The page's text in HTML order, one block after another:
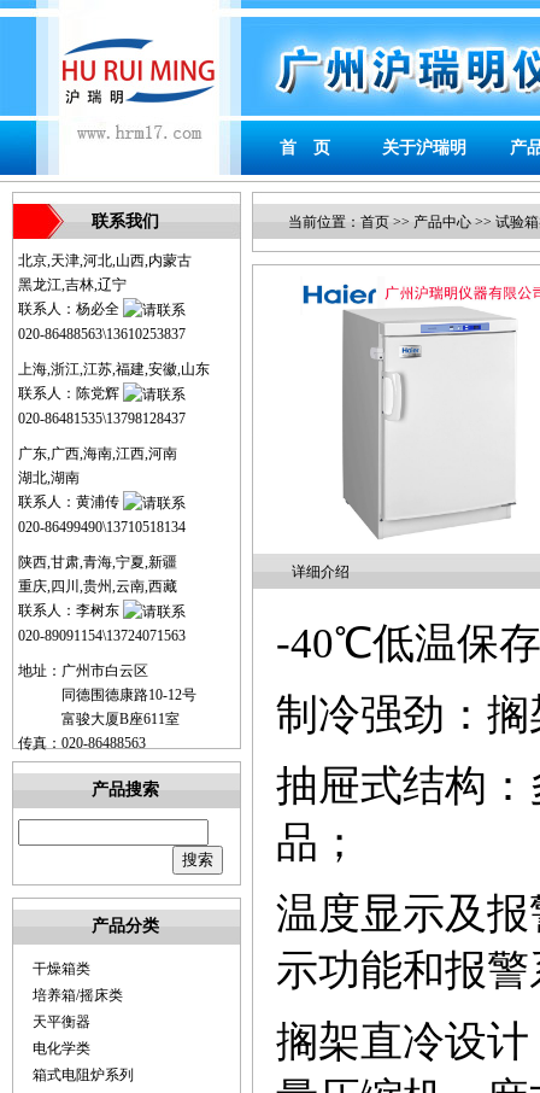
首 页 关于沪瑞明 产
联系我们
北京,天津,河北,山西,内蒙古
黑龙江,吉林,辽宁
联系人：杨必全
020-86488563\13610253837
上海,浙江,江苏,福建,安徽,山东
联系人：陈党辉
020-86481535\13798128437
广东,广西,海南,江西,河南
湖北,湖南
联系人：黄浦传
020-86499490\13710518134
陕西,甘肃,青海,宁夏,新疆
重庆,四川,贵州,云南,西藏
联系人：李树东
020-89091154\13724071563
地址：广州市白云区
同德围德康路10-12号
富骏大厦B座611室
传真：020-86488563
产品搜索
产品分类
干燥箱类
培养箱/摇床类
天平衡器
电化学类
箱式电阻炉系列
当前位置： 首页 >> 产品中心 >> 试验
详细介绍
-40℃低温保
制冷强劲 ： 搁
抽屉式结构 ：
品；
温度显示及
示功能和报警
搁架直冷设计